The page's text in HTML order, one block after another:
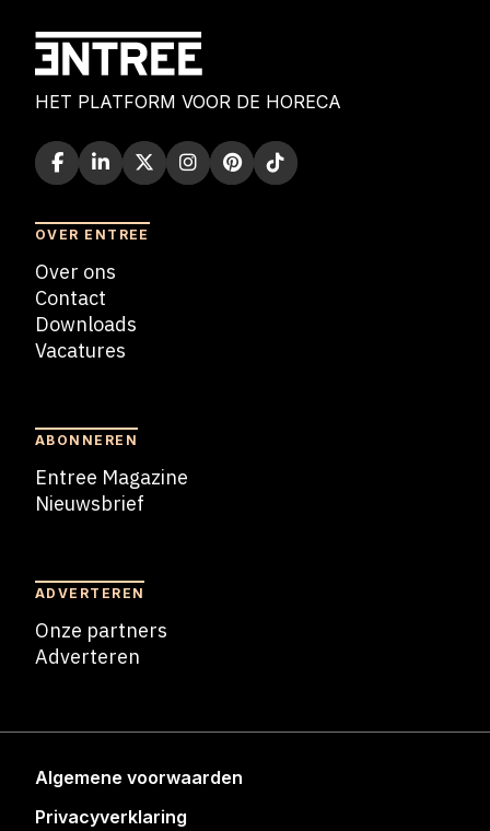
HET PLATFORM VOOR DE HORECA
OVER ENTREE
Over ons
Contact
Downloads
Vacatures
ABONNEREN
Entree Magazine
Nieuwsbrief
ADVERTEREN
Onze partners
Adverteren
Algemene voorwaarden
Privacyverklaring